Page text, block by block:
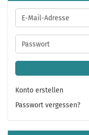
E-
Mail-
Adresse
Passwort
Konto erstellen
Passwort vergessen?